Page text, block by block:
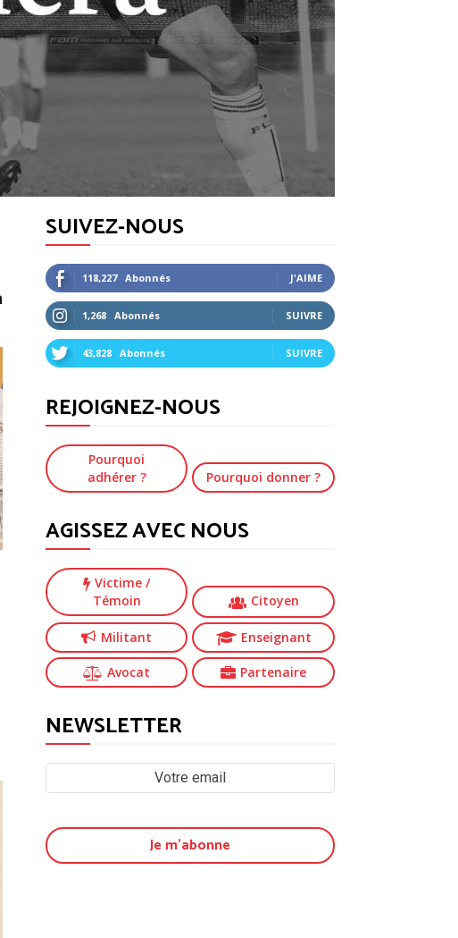
SUIVEZ-NOUS
118,227 Abonnés J'AIME
1,268 Abonnés SUIVRE
43,828 Abonnés SUIVRE
REJOIGNEZ-NOUS
Pourquoi
adhérer ?
Pourquoi donner ?
AGISSEZ AVEC NOUS
Victime/
Témoin
Citoyen
Militant Enseignant
Avocat Partenaire
NEWSLETTER